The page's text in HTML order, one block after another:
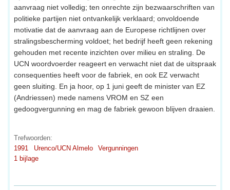
aanvraag niet volledig; ten onrechte zijn bezwaarschriften van
politieke partijen niet ontvankelijk verklaard; onvoldoende
motivatie dat de aanvraag aan de Europese richtlijnen over
stralingsbescherming voldoet; het bedrijf heeft geen rekening
gehouden met recente inzichten over milieu en straling. De
UCN woordvoerder reageert en verwacht niet dat de uitspraak
consequenties heeft voor de fabriek, en ook EZ verwacht
geen sluiting. En ja hoor, op 1 juni geeft de minister van EZ
(Andriessen) mede namens VROM en SZ een
gedoogvergunning en mag de fabriek gewoon blijven draaien.
Trefwoorden:
1991
Urenco/UCN Almelo
Vergunningen
1 bijlage